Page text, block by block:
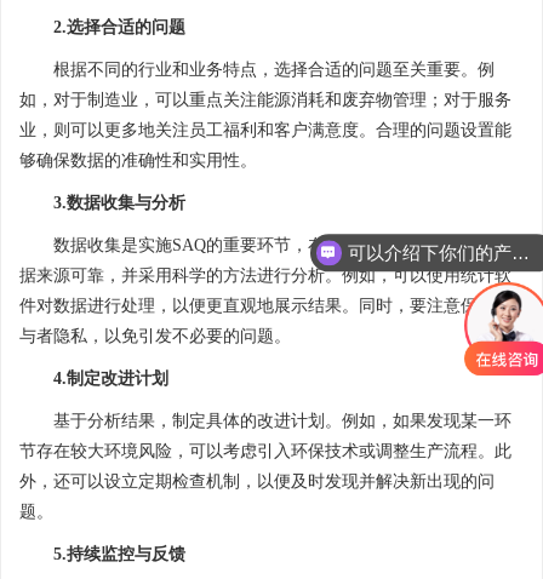
2.选择合适的问题
根据不同的行业和业务特点，选择合适的问题至关重要。例
如，对于制造业，可以重点关注能源消耗和废弃物管理；对于服务
业，则可以更多地关注员工福利和客户满意度。合理的问题设置能
够确保数据的准确性和实用性。
3.数据收集与分析
数据收集是实施SAQ的重要环节，在这一过程中，需要确保数
据来源可靠，并采用科学的方法进行分析。例如，可以使用统计软
件对数据进行处理，以便更直观地展示结果。同时，要注意保护参
与者隐私，以免引发不必要的问题。
4.制定改进计划
基于分析结果，制定具体的改进计划。例如，如果发现某一环
节存在较大环境风险，可以考虑引入环保技术或调整生产流程。此
外，还可以设立定期检查机制，以便及时发现并解决新出现的问
题。
5.持续监控与反馈
可以介绍下你们的产品么